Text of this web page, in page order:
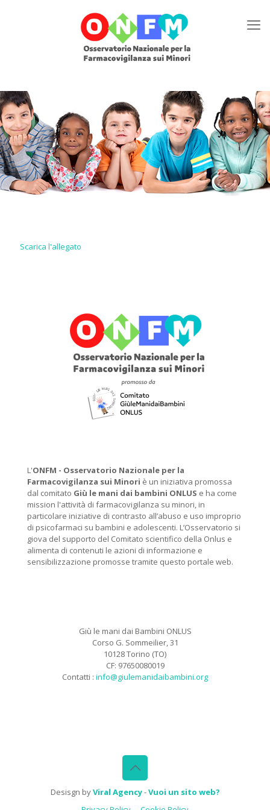
Scarica l'allegato
L'ONFM - Osservatorio Nazionale per la
Farmacovigilanza sui Minori è un iniziativa promossa
dal comitato Giù le mani dai bambini ONLUS e ha come
mission l'attività di farmacovigilanza su minori, in
particolare iniziative di contrasto all’abuso e uso improprio
di psicofarmaci su bambini e adolescenti. L’Osservatorio si
giova del supporto del Comitato scientifico della Onlus e
alimenta di contenuti le azioni di informazione e
sensibilizzazione promosse tramite questo portale web.
Giù le mani dai Bambini ONLUS
Corso G. Sommeilier, 31
10128 Torino (TO)
CF: 97650080019
Contatti : info@giulemanidaibambini.org
Desisgn byViral Agency-Vuoi un sito web?